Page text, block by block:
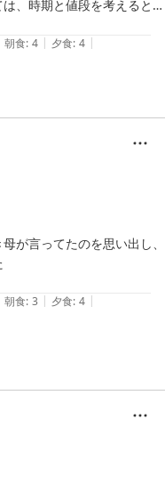
、時期と値段を考えると、
う。
朝食: 4 | 夕食: 4 |
が言ってたのを思い出し、
朝食: 3 | 夕食: 4 |